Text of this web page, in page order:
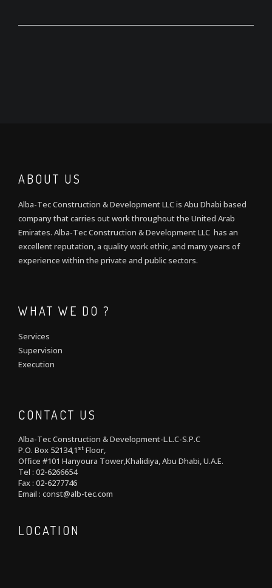
ABOUT US
Alba-Tec Construction & Development LLC is Abu Dhabi based
company that carries out work throughout the United Arab
Emirates. Alba-Tec Construction & Development LLC has an
excellent reputation, a quality work ethic, and many years of
experience within the private and public sectors.
WHAT WE DO ?
Services
Supervision
Execution
CONTACT US
Alba-Tec Construction & Development-L.L.C-S.P.C
P.O. Box 52134,1 st Floor,
Office #101 Hanyoura Tower,Khalidiya, Abu Dhabi, U.A.E.
Tel : 02-6266654
Fax : 02-6277746
Email : const@alb-tec.com
LOCATION